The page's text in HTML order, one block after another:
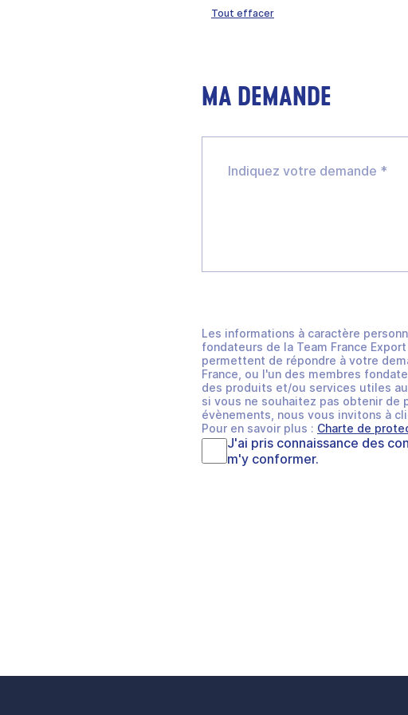
Tout effacer
MA DEMANDE
Les informations à caractère
fondateurs de la Team France
permettent de répondre à votre
France, ou l'un des membres
des produits et/ou services utiles
si vous ne souhaitez pas obtenir de
évènements, nous vous invitons à
Pour en savoir plus : Charte de
J'ai pris connaissance des
m'y conformer.